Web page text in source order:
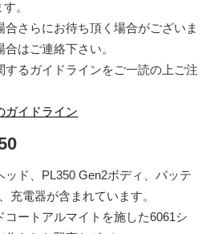
。
合さらにお待ち頂く場合がございま
はご連絡下さい。
するガイドラインをご一読の上ご注
ガイドライン
ッド、PL350 Gen2ボディ、バッテ
充電器が含まれています。
コートアルマイトを施した6061シ